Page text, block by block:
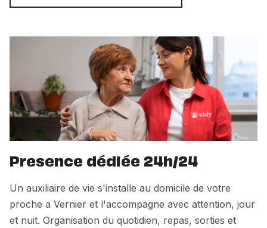
Presence dédiée 24h/24
Un auxiliaire de vie s'installe au domicile de votre
proche a Vernier et l'accompagne avec attention, jour
et nuit. Organisation du quotidien, repas, sorties et